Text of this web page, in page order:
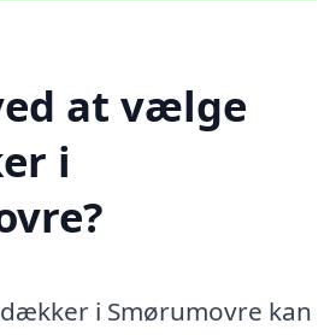
at vælge
i
i Smørumovre kan